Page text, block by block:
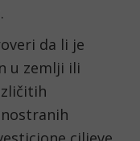
da li je
u zemlji ili